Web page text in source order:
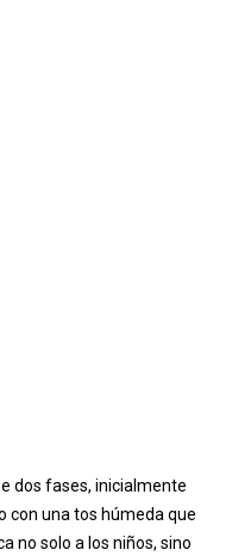
dos fases, inicialmente
con una tos húmeda que
no solo a los niños, sino